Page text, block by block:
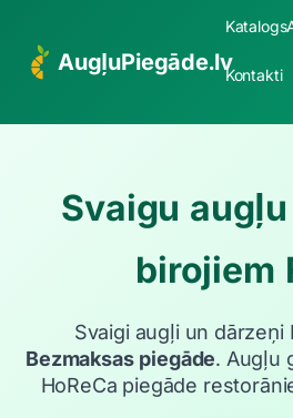
AugļuPiegāde.lv
Katalogs
Kontakti
Svaigu
birojiem
Svaigi augļi un dārzeņi
Bezmaksas piegāde. Augļu
HoReCa piegāde